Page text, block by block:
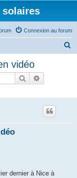
solaires
Connexion au forum
vidéo
Rechercher
dernier à Nice à